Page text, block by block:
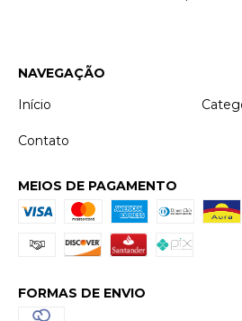
NAVEGAÇÃO
Início
Contato
MEIOS DE PAGAMENTO
FORMAS DE ENVIO